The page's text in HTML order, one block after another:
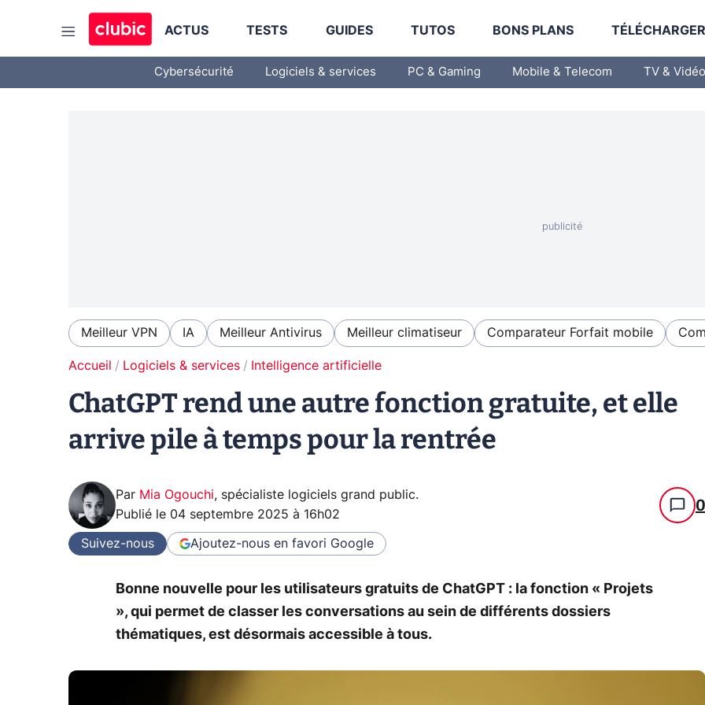
ACTUS TESTS GUIDES TUTOS BONS PLANS
Cybersécurité Logiciels & services PC & Gaming Mobile & Telecom TV & Vidéo
Meilleur VPN IA Meilleur Antivirus Meilleur climatiseur Comparateur Forfait mobile
Accueil Logiciels & services Intelligence artificielle
ChatGPT rend une autre fonction gratuite, et elle
arrive pile à temps pour la rentrée
Par Mia Ogouchi, spécialiste logiciels grand public.
Publié le 04 septembre 2025 à 16h02 0
Suivez-nous Ajoutez-nous en favori Google
Bonne nouvelle pour les utilisateurs gratuits de ChatGPT : la fonction « Projets
», qui permet de classer les conversations au sein de différents dossiers
thématiques, est désormais accessible à tous.